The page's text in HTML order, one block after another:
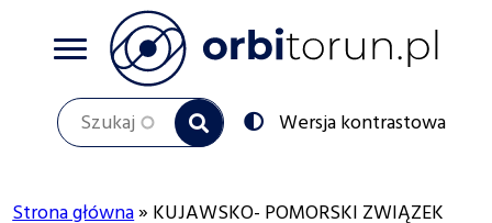
Szukaj
Przełącz
na:
Wersja kontrastowa
Strona główna
KUJAWSKO- POMORSKI ZWIĄZEK